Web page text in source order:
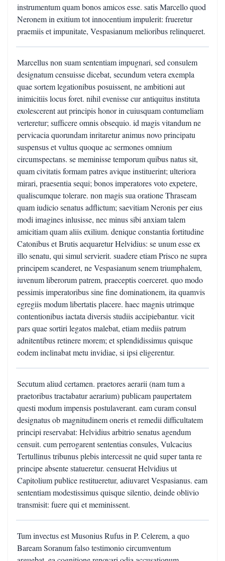
instrumentum quam bonos amicos esse. satis Marcello quod
Neronem in exitium tot innocentium impulerit: frueretur
praemiis et impunitate, Vespasianum melioribus relinqueret.
Marcellus non suam sententiam impugnari, sed consulem
designatum censuisse dicebat, secundum vetera exempla
quae sortem legationibus posuissent, ne ambitioni aut
inimicitiis locus foret. nihil evenisse cur antiquitus instituta
exolescerent aut principis honor in cuiusquam contumeliam
verteretur; sufficere omnis obsequio. id magis vitandum ne
pervicacia quorundam inritaretur animus novo principatu
suspensus et vultus quoque ac sermones omnium
circumspectans. se meminisse temporum quibus natus sit,
quam civitatis formam patres avique instituerint; ulteriora
mirari, praesentia sequi; bonos imperatores voto expetere,
qualiscumque tolerare. non magis sua oratione Thraseam
quam iudicio senatus adflictum; saevitiam Neronis per eius
modi imagines inlusisse, nec minus sibi anxiam talem
amicitiam quam aliis exilium. denique constantia fortitudine
Catonibus et Brutis aequaretur Helvidius: se unum esse ex
illo senatu, qui simul servierit. suadere etiam Prisco ne supra
principem scanderet, ne Vespasianum senem triumphalem,
iuvenum liberorum patrem, praeceptis coerceret. quo modo
pessimis imperatoribus sine fine dominationem, ita quamvis
egregiis modum libertatis placere. haec magnis utrimque
contentionibus iactata diversis studiis accipiebantur. vicit
pars quae sortiri legatos malebat, etiam mediis patrum
adnitentibus retinere morem; et splendidissimus quisque
eodem inclinabat metu invidiae, si ipsi eligerentur.
Secutum aliud certamen. praetores aerarii (nam tum a
praetoribus tractabatur aerarium) publicam paupertatem
questi modum impensis postulaverant. eam curam consul
designatus ob magnitudinem oneris et remedii difficultatem
principi reservabat: Helvidius arbitrio senatus agendum
censuit. cum perrogarent sententias consules, Vulcacius
Tertullinus tribunus plebis intercessit ne quid super tanta re
principe absente statueretur. censuerat Helvidius ut
Capitolium publice restitueretur, adiuvaret Vespasianus. eam
sententiam modestissimus quisque silentio, deinde oblivio
transmisit: fuere qui et meminissent.
Tum invectus est Musonius Rufus in P. Celerem, a quo
Baream Soranum falso testimonio circumventum